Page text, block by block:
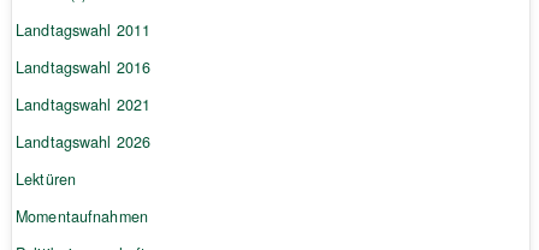
Landtagswahl 2011
Landtagswahl 2016
Landtagswahl 2021
Landtagswahl 2026
Lektüren
Momentaufnahmen